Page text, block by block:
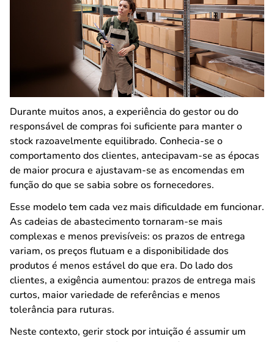
Durante muitos anos, a experiência do gestor ou do
responsável de compras foi suficiente para manter o
stock razoavelmente equilibrado. Conhecia-se o
comportamento dos clientes, antecipavam-se as épocas
de maior procura e ajustavam-se as encomendas em
função do que se sabia sobre os fornecedores.
Esse modelo tem cada vez mais dificuldade em funcionar.
As cadeias de abastecimento tornaram-se mais
complexas e menos previsíveis: os prazos de entrega
variam, os preços flutuam e a disponibilidade dos
produtos é menos estável do que era. Do lado dos
clientes, a exigência aumentou: prazos de entrega mais
curtos, maior variedade de referências e menos
tolerância para ruturas.
Neste contexto, gerir stock por intuição é assumir um